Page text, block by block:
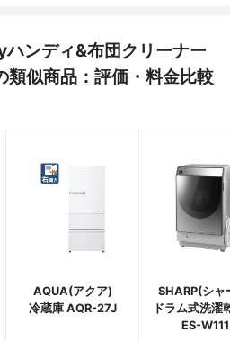
ンディ&布団クリーナー
似商品：評価・料金比較
AQUA(アクア)
冷蔵庫 AQR-27J
SHARP(シャ
ドラム式洗濯
ES-W111